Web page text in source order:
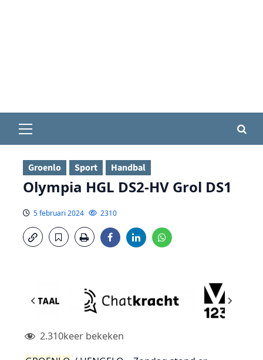
menu
Groenlo Sport Handbal
Olympia HGL DS2-HV Grol DS1
5 februari 2024 2310
2.310keer bekeken